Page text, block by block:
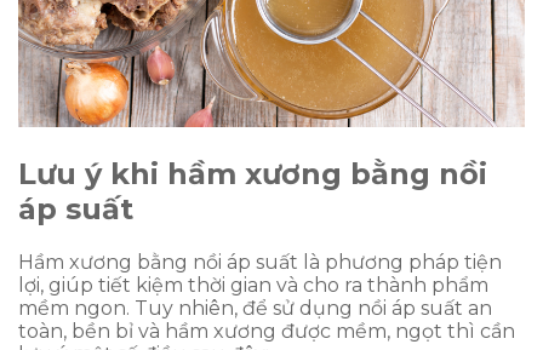
Lưu ý khi hầm xương bằng nồi
áp suất
Hầm xương bằng nồi áp suất là phương pháp tiện
lợi, giúp tiết kiệm thời gian và cho ra thành phẩm
mềm ngon. Tuy nhiên, để sử dụng nồi áp suất an
toàn, bền bỉ và hầm xương được mềm, ngọt thì cần